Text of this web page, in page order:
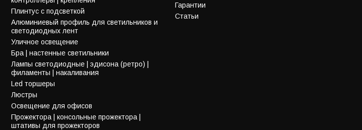
Плинтус с подсветкой
Алюминиевый профиль для светильников и
светодиодных лент
Уличное освещение
Бра | настенные светильники
Лампы светодиодные | эдисона (ретро) |
филаменты | накаливания
Led торшеры
Люстры
Освещение для офисов
Прожектора | консольные прожектора |
штативы для прожекторов
Гарантии
Статьи